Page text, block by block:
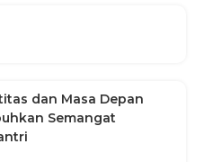
dan Masa Depan
Semangat